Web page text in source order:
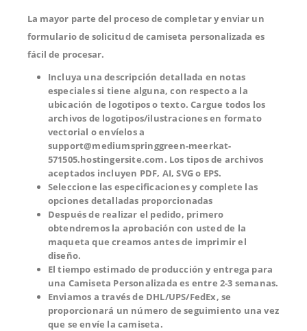
La mayor parte del proceso de completar y enviar un
formulario de solicitud de camiseta personalizada es
fácil de procesar.
Incluya una descripción detallada en notas
especiales si tiene alguna, con respecto a la
ubicación de logotipos o texto. Cargue todos los
archivos de logotipos/ilustraciones en formato
vectorial o envíelos a
support@mediumspringgreen-meerkat-
571505.hostingersite.com. Los tipos de archivos
aceptados incluyen PDF, AI, SVG o EPS.
Seleccione las especificaciones y complete las
opciones detalladas proporcionadas
Después de realizar el pedido, primero
obtendremos la aprobación con usted de la
maqueta que creamos antes de imprimir el
diseño.
El tiempo estimado de producción y entrega para
una Camiseta Personalizada es entre 2-3 semanas.
Enviamos a través de DHL/UPS/FedEx, se
proporcionará un número de seguimiento una vez
que se envíe la camiseta.